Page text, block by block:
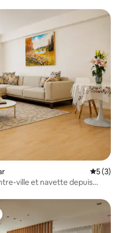
5 (3)
ville et navette depuis